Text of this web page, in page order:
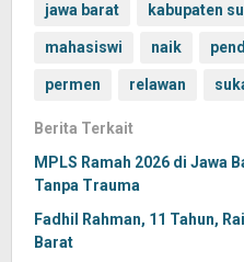
jawa barat kabupaten
mahasiswi naik
permen relawan
Berita Terkait
MPLS Ramah 2026 di Jawa
Tanpa Trauma
Fadhil Rahman, 11 Tahun,
Barat